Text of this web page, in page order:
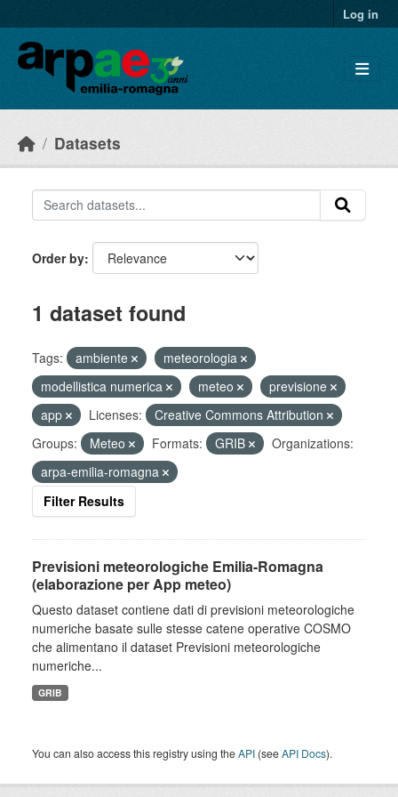
Log in
Datasets
Order by
1 dataset found
Tags: ambiente
meteorologia
modellistica numerica
meteo
previsione
app
Licenses:
Creative Commons Attribution
Groups:
Meteo Formats: GRIB
Organizations:
arpa-emilia-romagna
Filter Results
Previsioni meteorologiche Emilia-Romagna
(elaborazione per App meteo)
Questo dataset contiene dati di previsioni meteorologiche
numeriche basate sulle stesse catene operative COSMO
che alimentano il dataset Previsioni meteorologiche
numeriche...
GRIB
You can also access this registry using theAPI (seeAPI Docs).